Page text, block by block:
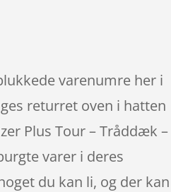
varenumre her i
returret oven i hatten
Plus Tour – Tråddæk –
varer i deres
du kan li, og der kan